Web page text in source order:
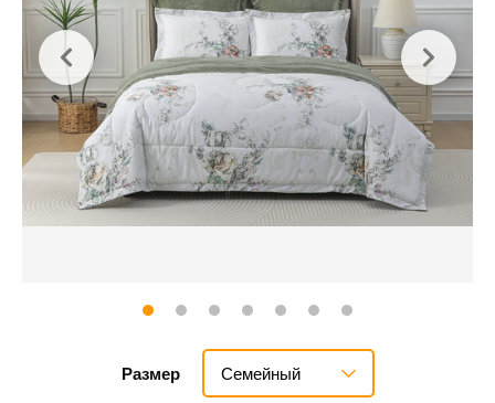
Размер Семейный